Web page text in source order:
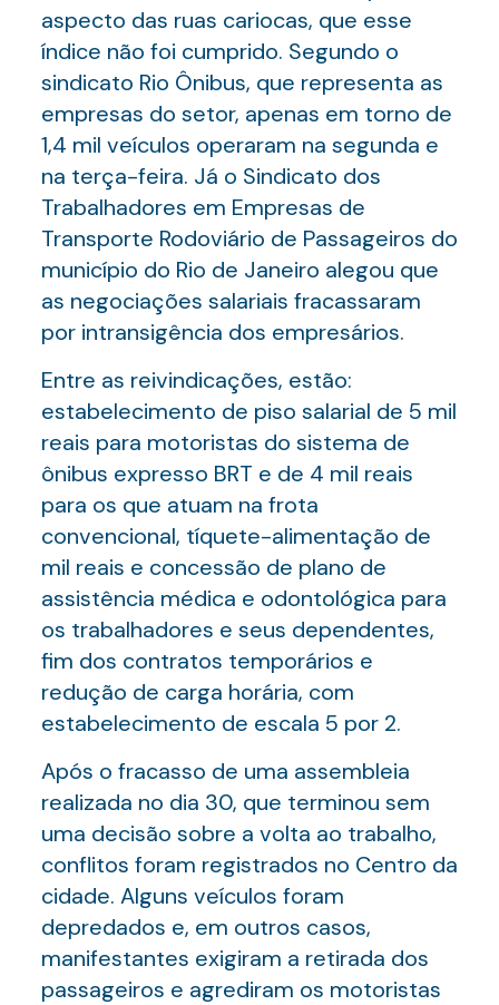
aspecto das ruas cariocas, que esse
índice não foi cumprido. Segundo o
sindicato Rio Ônibus, que representa as
empresas do setor, apenas em torno de
1,4 mil veículos operaram na segunda e
na terça-feira. Já o Sindicato dos
Trabalhadores em Empresas de
Transporte Rodoviário de Passageiros do
município do Rio de Janeiro alegou que
as negociações salariais fracassaram
por intransigência dos empresários.
Entre as reivindicações, estão:
estabelecimento de piso salarial de 5 mil
reais para motoristas do sistema de
ônibus expresso BRT e de 4 mil reais
para os que atuam na frota
convencional, tíquete-alimentação de
mil reais e concessão de plano de
assistência médica e odontológica para
os trabalhadores e seus dependentes,
fim dos contratos temporários e
redução de carga horária, com
estabelecimento de escala 5 por 2.
Após o fracasso de uma assembleia
realizada no dia 30, que terminou sem
uma decisão sobre a volta ao trabalho,
conflitos foram registrados no Centro da
cidade. Alguns veículos foram
depredados e, em outros casos,
manifestantes exigiram a retirada dos
passageiros e agrediram os motoristas